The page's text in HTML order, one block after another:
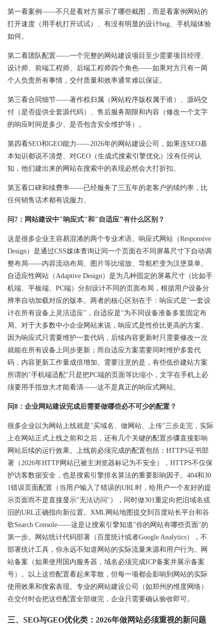
第一看案例——不只是看对方展示了哪些截图，而是看案例网站的
打开速度（用手机打开试试）、有没有明显的设计bug、手机端体验
如何。
第二看团队配置——一个完整的网站建设项目至少需要项目经理、
设计师、前端工程师、后端工程师四个角色——如果对方只有一两
个人负责所有事情，交付质量和效率通常难以保证。
第三看合同细节——著作权归属（网站程序版权属于谁）、源码交
付（是否提供全套源代码）、售后服务期限和内容（修改一个文字
的响应时间是多少、是否包含安全维护等）。
第四看SEO和GEO能力——2026年的网站建设公司，如果连SEO基
本知识都说不清楚、对GEO（生成式搜索引擎优化）没有任何认
知，他们建出来的网站在搜索中的表现必然会大打折扣。
第五看口碑和续费率——已经服务了三五年的老客户的续约率，比
任何销售话术都有说服力。
问7：网站建设中"响应式"和"自适应"有什么区别？
这是很多企业主容易混淆的两个专业术语。响应式网站（Responsive
Design）是通过CSS媒体查询让同一个页面在不同屏幕尺寸下自动调
整布局——内容流动布局、图片等比缩放、导航栏变为汉堡菜单。
自适应性网站（Adaptive Design）是为几种固定的屏幕尺寸（比如手
机端、平板端、PC端）分别设计不同的页面布局，根据用户设备分
辨率自动加载对应的版本。两者的核心区别在于：响应式是"一套设
计在所有设备上灵活适应"，自适应是"为不同设备准备多套固定布
局。对于大多数中小企业网站来说，响应式是性价比更高的方案。
因为响应式只需要维护一套代码，后续内容更新时只需要修改一次
就能在所有设备上同步更新；而自适应方案需要同时维护多套代
码，内容更新工作量成倍增加。需要注意的是，有些低价建站方案
所谓的"手机端适配"只是把PC端的页面等比缩小，文字在手机上必
须要用手指放大才能看清——这不是真正的响应式网站。
问8：企业网站建设完成后需要做哪些必不可少的配置？
很多企业以为网站上线就是"买域名、做网站、上传"三步走完，实际
上在网站正式上线之前和之后，还有几个关键的配置步骤直接影响
网站后续的运行效果。上线前必须完成的配置包括：HTTPS证书部
署（2026年HTTP网站已被主浏览器标记为不安全），HTTPS不仅保
护访客数据安全，也是搜索引擎排名算法的重要影响因子。404和30
1错误页面配置（当用户输入了错误的URL时，给用户一个友好的提
示页面而不是直接显示"无法访问"），同时做301重定向把旧域名或
旧的URL正确指向新位置。XML网站地图提交到百度站长平台和谷
歌Search Console——这是让搜索引擎知道"你的网站有哪些页面"的
第一步。网站统计代码部署（百度统计或者Google Analytics），不
部署统计工具，你永远不知道网站的实际流量来源和用户行为。网
站备案（如果使用国内服务器，域名必须完成ICP备案并展示备案
号）。以上这些配置看起来零散，但每一项都会影响到网站的实际
使用效果和搜索表现。 专业的网站建设公司 （如郑州的维度网络）
在交付时会把这些配置全部做完，企业只需要确认验收即可。
三、SEO与GEO优化类：2026年做网站必须重视的新问题